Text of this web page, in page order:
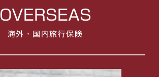
OVERSEAS
海外・国内旅行保険